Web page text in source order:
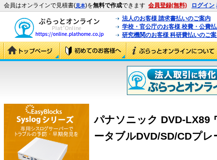
会員はオンラインで見積書(見本)を無料で作成できます 会員登録(無料) ログイン
法人のお客様 請求書払いのご案内
学校・官公庁のお客様 校費・公費
研究機関のお客様 科研費払いのご
パナソニック DVD-LX89
ータブルDVD/SD/CDプ